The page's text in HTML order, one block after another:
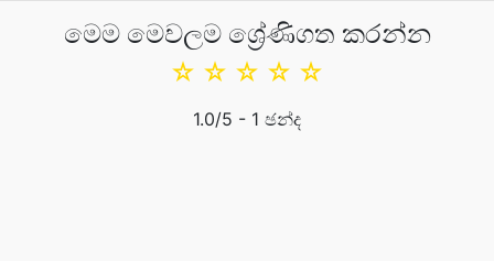
මෙම මෙවලම ශ්‍රේණිගත කරන්න
☆
☆
☆
☆
☆
1.0/5 - 1 ඡන්ද